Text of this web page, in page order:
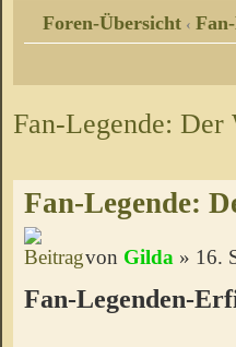
Foren-Übersicht ‹
Fan-Legende: Der
Fan-Legende:
von Gilda » 16.
Fan-Legenden-